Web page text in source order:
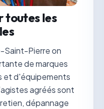
toutes les
Saint-Pierre on
de marques
et d'équipements
agréés sont
dépannage